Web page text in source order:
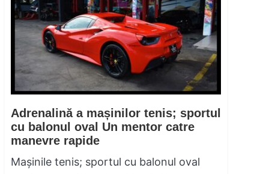
Adrenalină a mașinilor tenis; sportul
cu balonul oval Un mentor catre
manevre rapide
Mașinile tenis; sportul cu balonul oval